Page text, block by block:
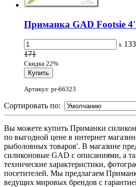
Приманка GAD Footsie
x 133
171
Скидка 22%
Артикул: pr-66323
Сортировать по:
Вы можете купить Приманки
по выгодной цене в интернет
рыболовных товаров'. В магазине
силиконовые GAD с описаниями, а
технические характеристики,
посетителей. Мы предлагаем
ведущих мировых брендов с